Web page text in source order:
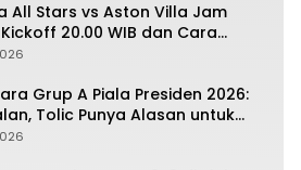
All Stars vs Aston Villa Jam
20.00 WIB dan Cara
Grup A Piala Presiden 2026:
Tolic Punya Alasan untuk